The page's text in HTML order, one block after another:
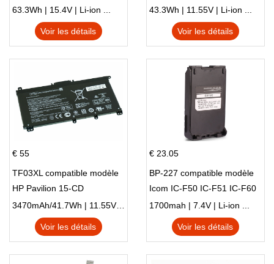
15 Series Pavilion 15 Series
63.3Wh | 15.4V | Li-ion ...
Voir les détails
L83388-AC1 L83388-421
HSTNN-LB8S M01118-421
M01144-005 13-BB 14-DV
43.3Wh | 11.55V | Li-ion ...
Voir les détails
€ 55
TF03XL compatible modèle
HP Pavilion 15-CD
3470mAh/41.7Wh | 11.55V | Li-ion ...
Voir les détails
€ 23.05
BP-227 compatible modèle
Icom IC-F50 IC-F51 IC-F60
IC-F61 IC-M87
1700mah | 7.4V | Li-ion ...
Voir les détails